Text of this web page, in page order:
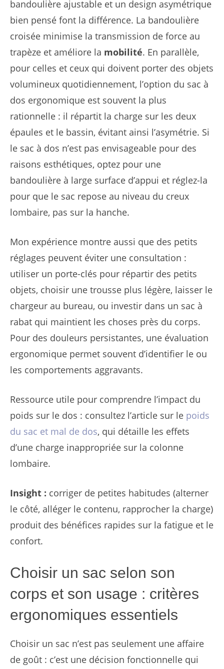
bandoulière ajustable et un design asymétrique
bien pensé font la différence. La bandoulière
croisée minimise la transmission de force au
trapèze et améliore la mobilité. En parallèle,
pour celles et ceux qui doivent porter des objets
volumineux quotidiennement, l’option du sac à
dos ergonomique est souvent la plus
rationnelle : il répartit la charge sur les deux
épaules et le bassin, évitant ainsi l’asymétrie. Si
le sac à dos n’est pas envisageable pour des
raisons esthétiques, optez pour une
bandoulière à large surface d’appui et réglez-la
pour que le sac repose au niveau du creux
lombaire, pas sur la hanche.
Mon expérience montre aussi que des petits
réglages peuvent éviter une consultation :
utiliser un porte-clés pour répartir des petits
objets, choisir une trousse plus légère, laisser le
chargeur au bureau, ou investir dans un sac à
rabat qui maintient les choses près du corps.
Pour des douleurs persistantes, une évaluation
ergonomique permet souvent d’identifier le ou
les comportements aggravants.
Ressource utile pour comprendre l’impact du
poids sur le dos : consultez l’article sur le poids
du sac et mal de dos, qui détaille les effets
d’une charge inappropriée sur la colonne
lombaire.
Insight : corriger de petites habitudes (alterner
le côté, alléger le contenu, rapprocher la charge)
produit des bénéfices rapides sur la fatigue et le
confort.
Choisir un sac selon son
corps et son usage : critères
ergonomiques essentiels
Choisir un sac n’est pas seulement une affaire
de goût : c’est une décision fonctionnelle qui